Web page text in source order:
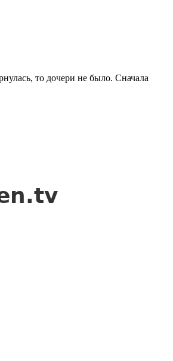
то дочери не было. Сначала